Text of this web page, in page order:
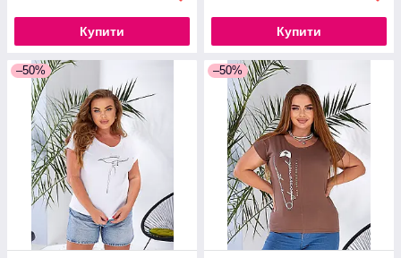
Купити Купити
–50% –50%